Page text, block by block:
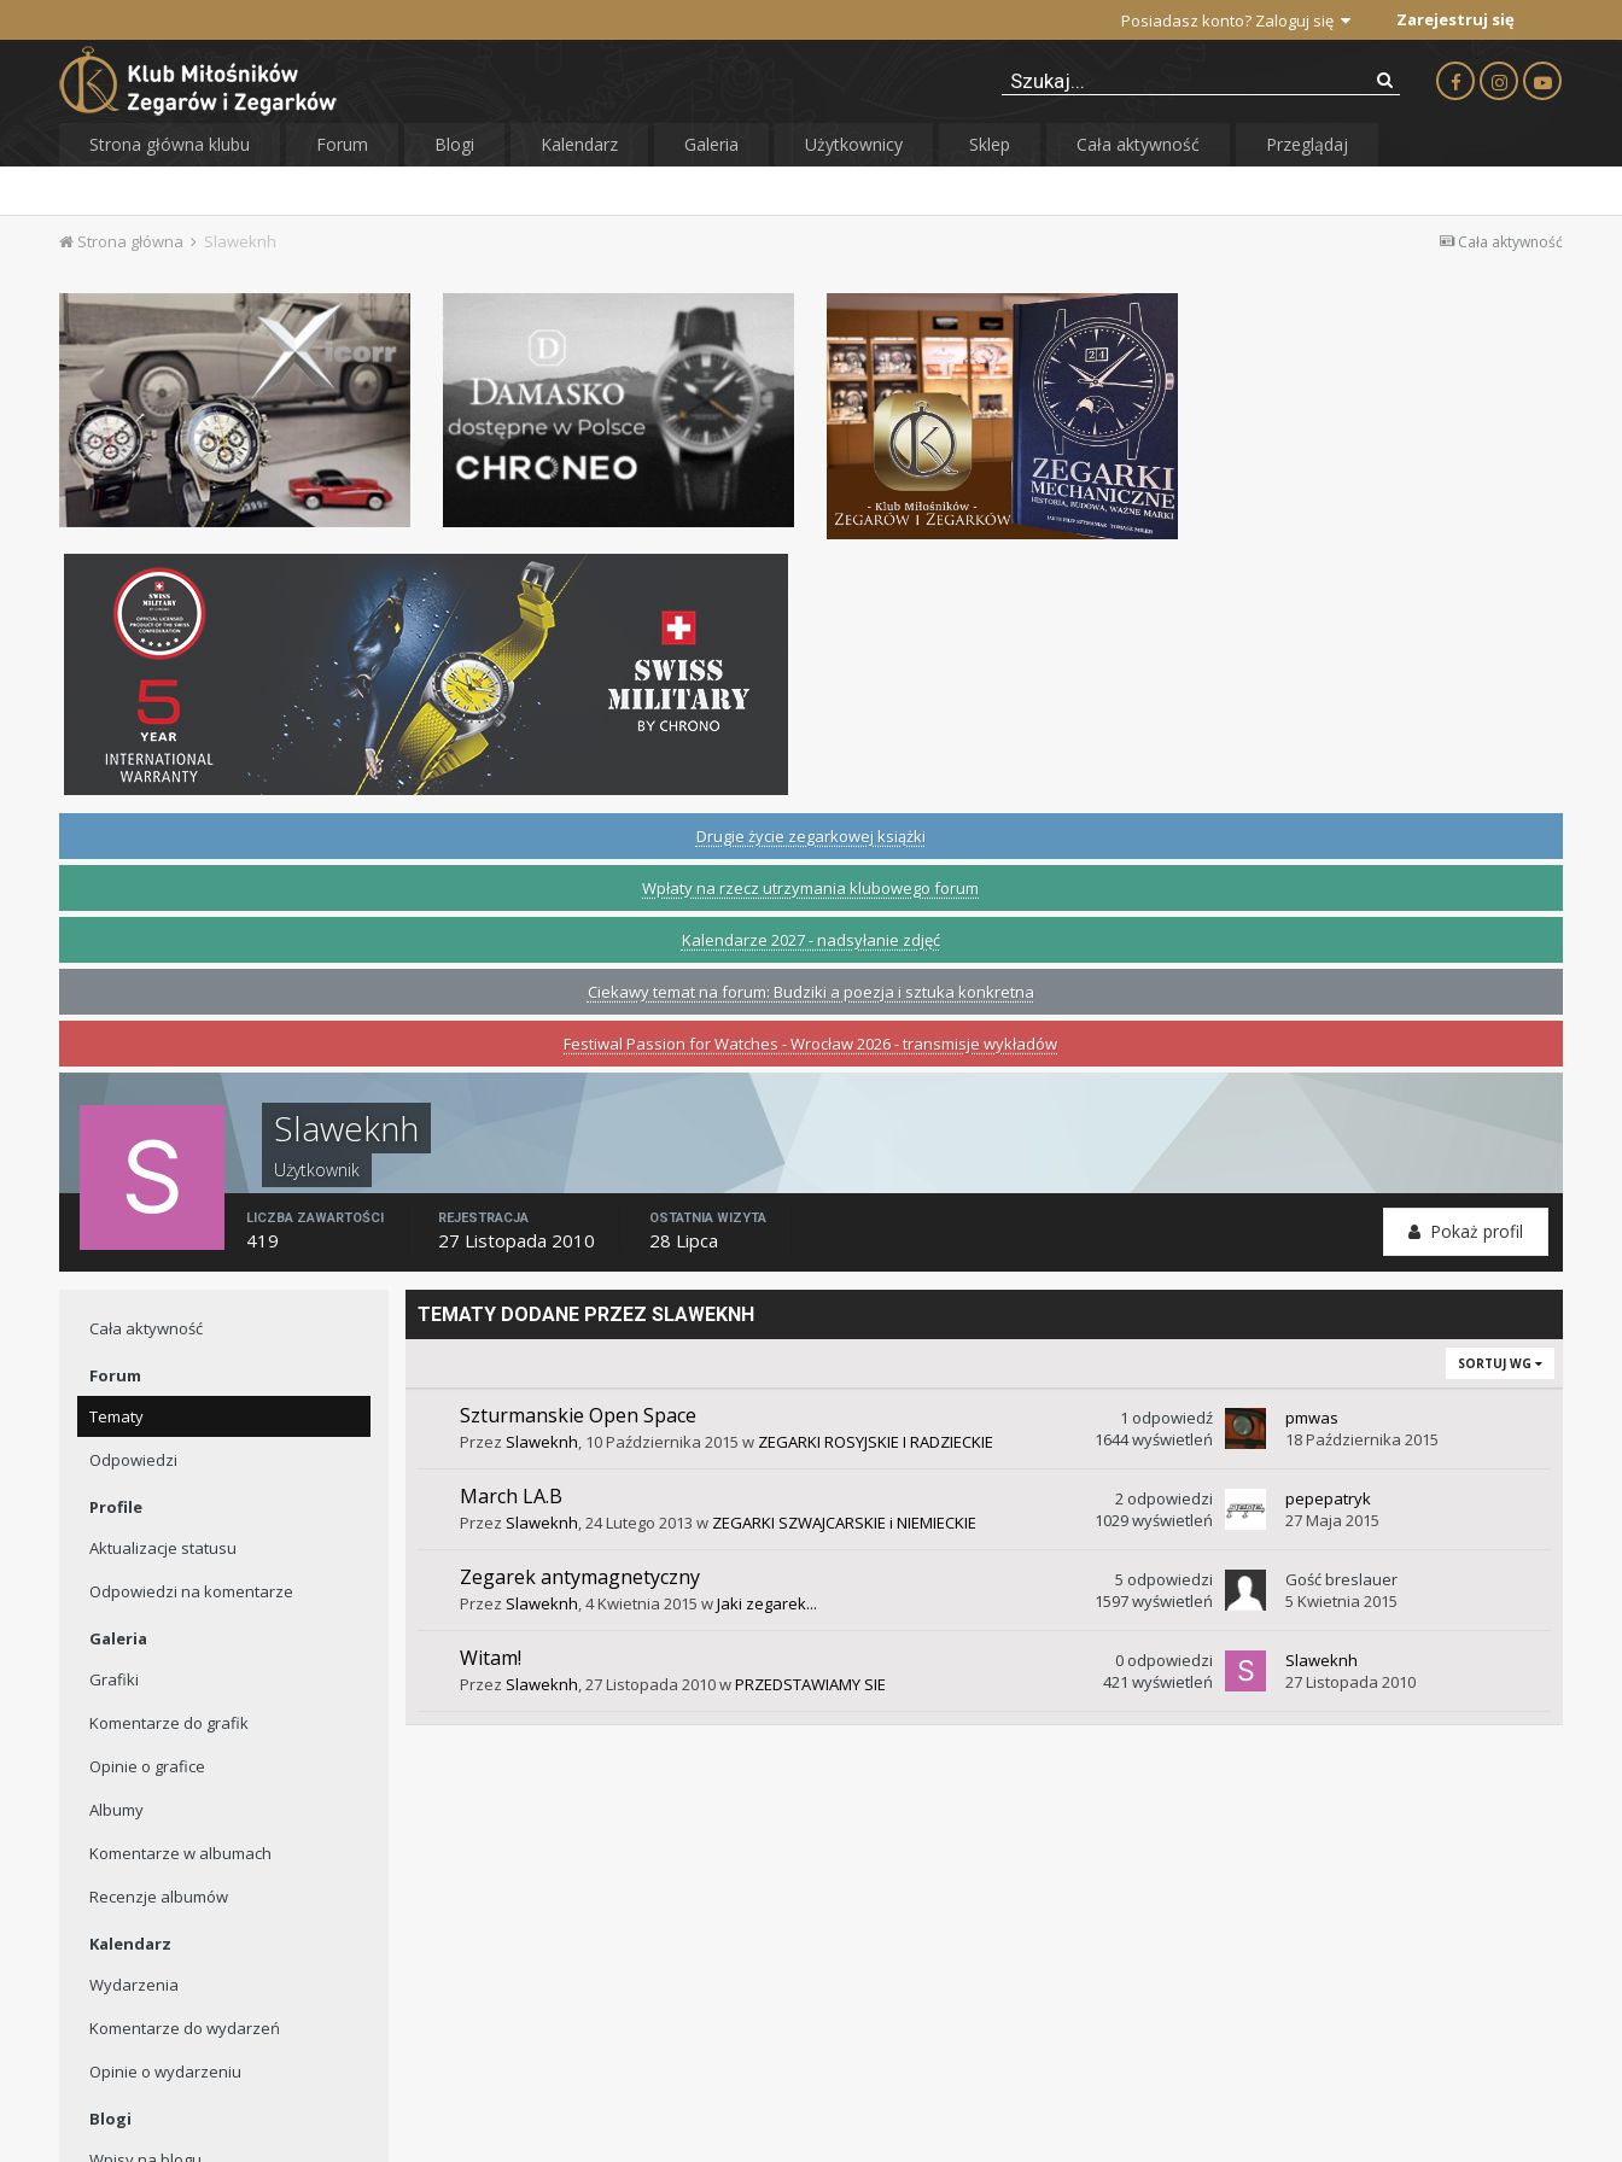
Posiadasz konto? Zaloguj się Zarejestruj się
Strona główna klubu Forum Blogi Kalendarz Galeria Użytkownicy Sklep Cała aktywność Przeglądaj
Cała aktywność
Strona główna Slaweknh
Drugie życie zegarkowej książki
Wpłaty na rzecz utrzymania klubowego forum
Kalendarze 2027 - nadsyłanie zdjęć
Ciekawy temat na forum: Budziki a poezja i sztuka konkretna
Festiwal Passion for Watches - Wrocław 2026 - transmisje wykładów
Slaweknh
Użytkownik
Pokaż profil
LICZBA ZAWARTOŚCI
419
REJESTRACJA
27 Listopada 2010
OSTATNIA WIZYTA
28 Lipca
Cała aktywność
Forum
Tematy
Odpowiedzi
Profile
Aktualizacje statusu
Odpowiedzi na komentarze
Galeria
Grafiki
Komentarze do grafik
Opinie o grafice
Albumy
Komentarze w albumach
Recenzje albumów
Kalendarz
Wydarzenia
Komentarze do wydarzeń
Opinie o wydarzeniu
Blogi
TEMATY DODANE PRZEZ SLAWEKNH
SORTUJ WG
Szturmanskie Open Space
Przez Slaweknh, 10 Października 2015 w ZEGARKI ROSYJSKIE I RADZIECKIE
1 odpowiedź
1644wyświetleń
pmwas
18 Października 2015
March LA.B
Przez Slaweknh,24 Lutego 2013 w ZEGARKI SZWAJCARSKIE i NIEMIECKIE
2 odpowiedzi
1029wyświetleń
pepepatryk
27 Maja 2015
Zegarek antymagnetyczny
Przez Slaweknh,4 Kwietnia 2015 wJaki zegarek...
5 odpowiedzi
1597wyświetleń
Gość breslauer
5 Kwietnia 2015
Witam!
Przez Slaweknh,27 Listopada 2010wPRZEDSTAWIAMY SIE
0 odpowiedzi
421 wyświetleń
Slaweknh
27 Listopada 2010